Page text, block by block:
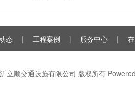
态 | 工程案例 | 服务中心 |
立顺交通设施有限公司 版权所有